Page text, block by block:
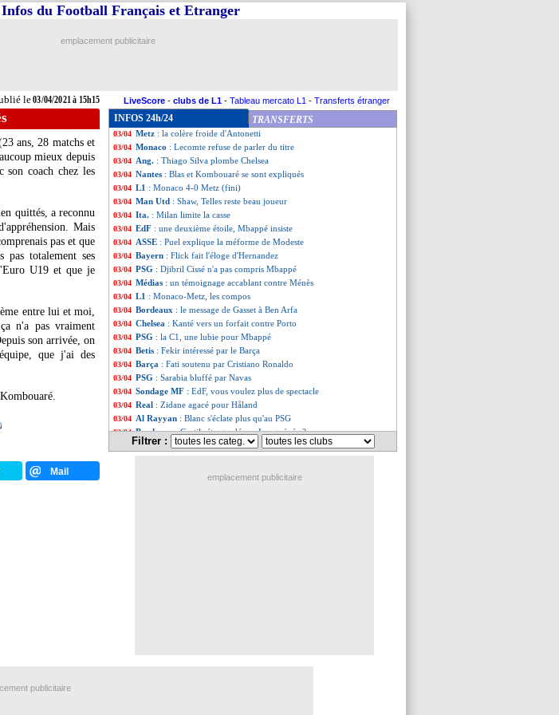
le03/04/2021 à 15h15
du Football Français et Etranger
emplacement publicitaire
LiveScore - clubs de L1 - Tableau mercato L1 - Transferts étranger
ans, 28 matchs et
mieux depuis
coach chez les
quittés, a reconnu
Mais
pas et que
totalement ses
U19 et que je
entre lui et moi,
n'a pas vraiment
son arrivée, on
que j'ai des
Mail
INFOS 24h/24 TRANSFERTS
03/04 Esp.: Benzema marque, le Real bat Eibar
03/04 All.: Francfort surprend Dortmund !
03/04 Angers : "4 ou 5 noms" pour remplacer Moulin
03/04 L1: Paris SG-Lille, les compos
03/04 Metz : la colère froide d'Antonetti
03/04 Monaco : Lecomte refuse de parler du titre
03/04 Ang. : Thiago Silva plombe Chelsea
03/04 Nantes : Blas et Kombouaré se sont expliqués
03/04 L1 : Monaco 4-0 Metz (fini)
03/04 Man Utd : Shaw, Telles reste beau joueur
03/04 Ita. : Milan limite la casse
03/04 EdF : une deuxième étoile, Mbappé insiste
03/04 ASSE : Puel explique la méforme de Modeste
03/04 Bayern : Flick fait l'éloge d'Hernandez
03/04 PSG : Djibril Cissé n'a pas compris Mbappé
03/04 Médias : un témoignage accablant contre Ménès
03/04 L1 : Monaco-Metz, les compos
03/04 Bordeaux : le message de Gasset à Ben Arfa
03/04 Chelsea : Kanté vers un forfait contre Porto
03/04 PSG : la C1, une lubie pour Mbappé
03/04 Betis : Fekir intéressé par le Barça
03/04 Barça : Fati soutenu par Cristiano Ronaldo
03/04 PSG : Sarabia bluffé par Navas
03/04 Sondage MF : EdF, vous voulez plus de spectacle
03/04 Real : Zidane agacé pour Håland
03/04 Al Rayyan : Blanc s'éclate plus qu'au PSG
03/04 Bordeaux: Costil rétrogradé par Longuépée ?
Lille: sans latéral droit à Paris
Liste des brèves du jeu. 1 avril 2021
Filtrer :
emplacement publicitaire
publicitaire